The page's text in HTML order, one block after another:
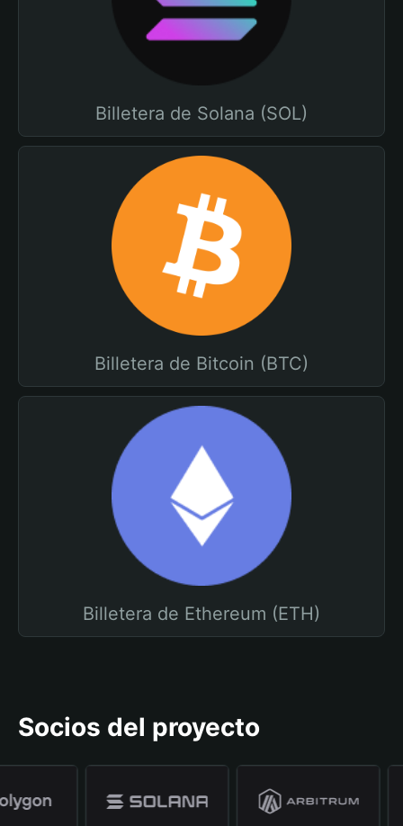
Billetera de Solana (SOL)
Billetera de Bitcoin (BTC)
Billetera de Ethereum (ETH)
Socios del proyecto